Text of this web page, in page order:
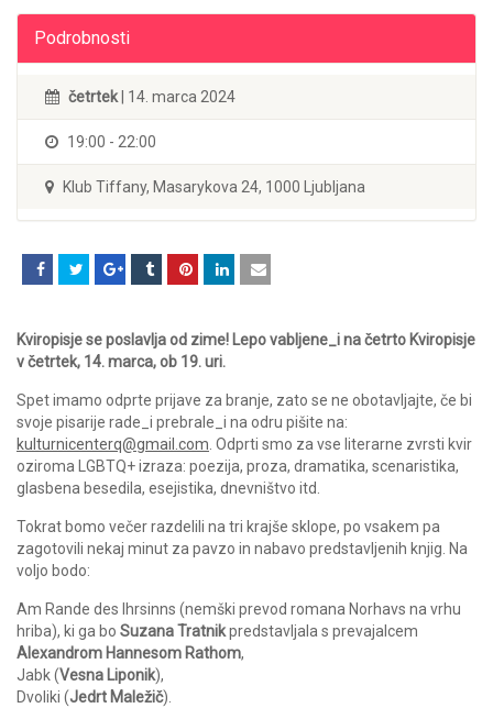
Podrobnosti
četrtek | 14. marca 2024
19:00 - 22:00
Klub Tiffany, Masarykova 24, 1000 Ljubljana
Kviropisje se poslavlja od zime! Lepo vabljene_i na četrto Kviropisje
v četrtek, 14. marca, ob 19. uri.
Spet imamo odprte prijave za branje, zato se ne obotavljajte, če bi
svoje pisarije rade_i prebrale_i na odru pišite na:
kulturnicenterq@gmail.com . Odprti smo za vse literarne zvrsti kvir
oziroma LGBTQ+ izraza: poezija, proza, dramatika, scenaristika,
glasbena besedila, esejistika, dnevništvo itd.
Tokrat bomo večer razdelili na tri krajše sklope, po vsakem pa
zagotovili nekaj minut za pavzo in nabavo predstavljenih knjig. Na
voljo bodo:
Am Rande des Ihrsinns (nemški prevod romana Norhavs na vrhu
hriba), ki ga bo Suzana Tratnikpredstavljala s prevajalcem
Alexandrom Hannesom Rathom,
Jabk (Vesna Liponik),
Dvoliki (Jedrt Maležič).